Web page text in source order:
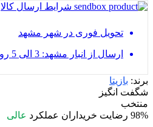
شرایط ارسال کالا
تحویل فوری در شهر مشهد
ارسال از انبار مشهد: 3 الی 5 روز کاری
برند: بازیتا
شگفت انگیز
منتخب
98% رضایت خریداران عملکرد عالی